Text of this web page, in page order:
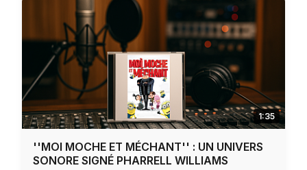
1:35
''MOI MOCHE ET MÉCHANT'' : UN UNIVERS
SONORE SIGNÉ PHARRELL WILLIAMS